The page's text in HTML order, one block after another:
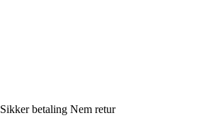
Sikker betaling Nem retur